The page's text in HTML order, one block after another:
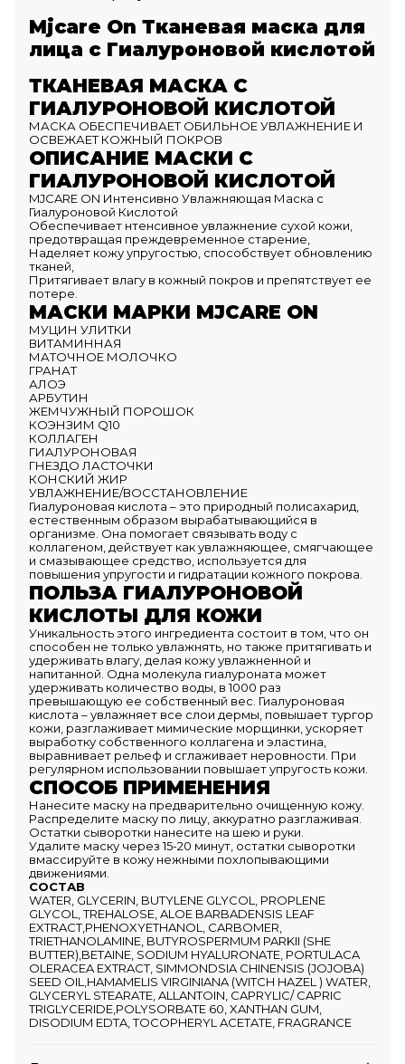
Mjcare On Тканевая маска для
лица с Гиалуроновой кислотой
ТКАНЕВАЯ МАСКА С
ГИАЛУРОНОВОЙ КИСЛОТОЙ
МАСКА ОБЕСПЕЧИВАЕТ ОБИЛЬНОЕ УВЛАЖНЕНИЕ И
ОСВЕЖАЕТ КОЖНЫЙ ПОКРОВ
ОПИСАНИЕ МАСКИ С
ГИАЛУРОНОВОЙ КИСЛОТОЙ
MJCARE ON Интенсивно Увлажняющая Маска с
Гиалуроновой Кислотой
Обеспечивает нтенсивное увлажнение сухой кожи,
предотвращая преждевременное старение,
Наделяет кожу упругостью, способствует обновлению
тканей,
Притягивает влагу в кожный покров и препятствует ее
потере.
МАСКИ МАРКИ MJCARE ON
МУЦИН УЛИТКИ
ВИТАМИННАЯ
МАТОЧНОЕ МОЛОЧКО
ГРАНАТ
АЛОЭ
АРБУТИН
ЖЕМЧУЖНЫЙ ПОРОШОК
КОЭНЗИМ Q10
КОЛЛАГЕН
ГИАЛУРОНОВАЯ
ГНЕЗДО ЛАСТОЧКИ
КОНСКИЙ ЖИР
УВЛАЖНЕНИЕ/ВОССТАНОВЛЕНИЕ
Гиалуроновая кислота – это природный полисахарид,
естественным образом вырабатывающийся в
организме. Она помогает связывать воду с
коллагеном, действует как увлажняющее, смягчающее
и смазывающее средство, используется для
повышения упругости и гидратации кожного покрова.
ПОЛЬЗА ГИАЛУРОНОВОЙ
КИСЛОТЫ ДЛЯ КОЖИ
Уникальность этого ингредиента состоит в том, что он
способен не только увлажнять, но также притягивать и
удерживать влагу, делая кожу увлажненной и
напитанной. Одна молекула гиалуроната может
удерживать количество воды, в 1000 раз
превышающую ее собственный вес. Гиалуроновая
кислота – увлажняет все слои дермы, повышает тургор
кожи, разглаживает мимические морщинки, ускоряет
выработку собственного коллагена и эластина,
выравнивает рельеф и сглаживает неровности. При
регулярном использовании повышает упругость кожи.
СПОСОБ ПРИМЕНЕНИЯ
Нанесите маску на предварительно очищенную кожу.
Распределите маску по лицу, аккуратно разглаживая.
Остатки сыворотки нанесите на шею и руки.
Удалите маску через 15-20 минут, остатки сыворотки
вмассируйте в кожу нежными похлопывающими
движениями.
СОСТАВ
WATER, GLYCERIN, BUTYLENE GLYCOL, PROPLENE
GLYCOL, TREHALOSE, ALOE BARBADENSIS LEAF
EXTRACT,PHENOXYETHANOL, CARBOMER,
TRIETHANOLAMINE, BUTYROSPERMUM PARKII (SHE
BUTTER),BETAINE, SODIUM HYALURONATE, PORTULACA
OLERACEA EXTRACT, SIMMONDSIA CHINENSIS (JOJOBA)
SEED OIL,HAMAMELIS VIRGINIANA (WITCH HAZEL ) WATER,
GLYCERYL STEARATE, ALLANTOIN, CAPRYLIC/ CAPRIC
TRIGLYCERIDE,POLYSORBATE 60, XANTHAN GUM,
DISODIUM EDTA, TOCOPHERYL ACETATE, FRAGRANCE